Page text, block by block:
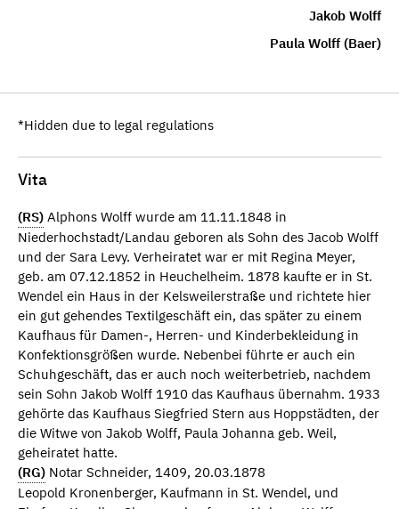
Jakob Wolff
Paula Wolff (Baer)
*Hidden due to legal regulations
Vita
(RS) Alphons Wolff wurde am 11.11.1848 in
Niederhochstadt/Landau geboren als Sohn des Jacob Wolff
und der Sara Levy. Verheiratet war er mit Regina Meyer,
geb. am 07.12.1852 in Heuchelheim. 1878 kaufte er in St.
Wendel ein Haus in der Kelsweilerstraße und richtete hier
ein gut gehendes Textilgeschäft ein, das später zu einem
Kaufhaus für Damen-, Herren- und Kinderbekleidung in
Konfektionsgrößen wurde. Nebenbei führte er auch ein
Schuhgeschäft, das er auch noch weiterbetrieb, nachdem
sein Sohn Jakob Wolff 1910 das Kaufhaus übernahm. 1933
gehörte das Kaufhaus Siegfried Stern aus Hoppstädten, der
die Witwe von Jakob Wolff, Paula Johanna geb. Weil,
geheiratet hatte.
(RG) Notar Schneider, 1409, 20.03.1878
Leopold Kronenberger, Kaufmann in St. Wendel, und